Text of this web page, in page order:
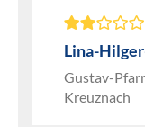
Lina-
Gustav-
Kreuznach